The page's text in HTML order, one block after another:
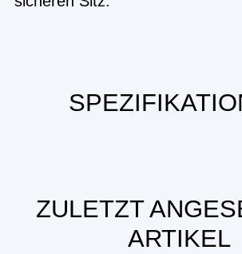
ZULETZT
ARTIKEL